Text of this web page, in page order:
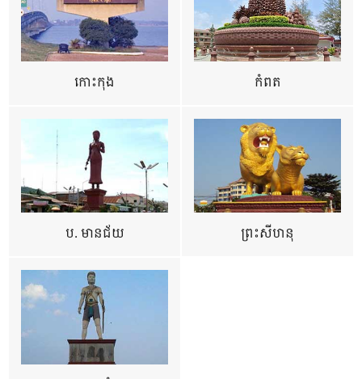
កោះកុង កំពត
ប. មានជ័យ ព្រះសីហនុ